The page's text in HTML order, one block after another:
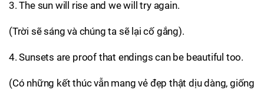
3. The sun will rise and we will try again.
(Trời sẽ sáng và chúng ta sẽ lại cố gắng).
4. Sunsets are proof that endings can be beautiful too.
(Có những kết thúc vẫn mang vẻ đẹp thật dịu dàng, giống